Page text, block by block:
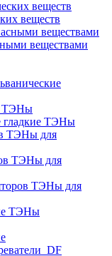
веществ
веществами
ТЭНы
гладкие ТЭНы
ТЭНы для
ТЭНы для
ТЭНы для
ТЭНы